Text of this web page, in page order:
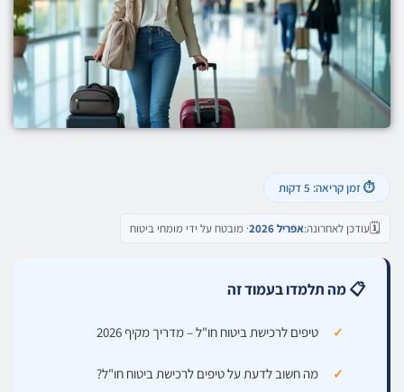
⏱ זמן קריאה: 5 דקות
עודכן לאחרונה:אפריל 2026 · מובטח על ידי מומחי ביטוח
📋 מה תלמדו בעמוד זה
טיפים לרכישת ביטוח חו"ל – מדריך מקיף 2026
מה חשוב לדעת על טיפים לרכישת ביטוח חו"ל?